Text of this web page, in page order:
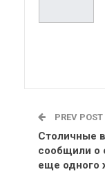
PREV POST
Столичные
сообщили о
еще одного